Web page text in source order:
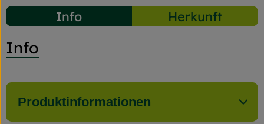
Unsere Kisten
Blog
Jetzt bestellen
Info Herkunft
Info
Produktinformationen